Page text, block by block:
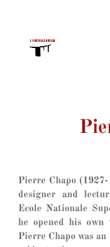
Pierre Chapo
designer and
Ecole Nationale
he opened his own
Pierre Chapo was